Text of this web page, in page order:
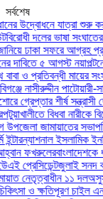
সর্বশেষ
যাত্রা শুরু করল
দলের ভাষা সংঘাতের
ঢাকা সফরে আগ্রহ প্রকাশ
৫ আগস্ট নয়াপল্টনে
প্রতিবন্ধী মায়ের সংসার
নাসীরুদ্দীন পাটোয়ারী-
শীর্ষ সন্ত্রাসী
বিধবা নারীকে
জামায়াতের সভাপতির
ইসলামিক
ফখরুলেরবাংলাদেশকে
জুলাই সনদ
১১ দলঅসুস্থ
ও ক্ষতিপূরণ চাইল এনসিপি